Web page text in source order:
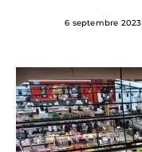
6 septembre 2023